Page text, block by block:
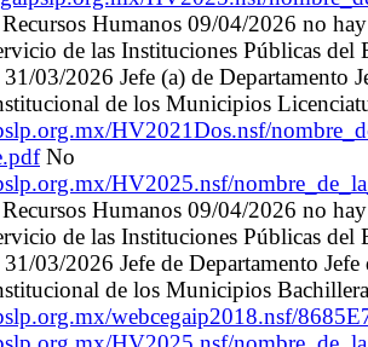
Humanos 09/04/2026 no
de las Instituciones Públicas
03/2026 Jefe (a) de Departamento
de los Municipios
HV2021Dos.nsf/
No
HV2025.nsf/
Humanos 09/04/2026 no
de las Instituciones Públicas
03/2026 Jefe de Departamento
de los Municipios
webcegaip2018.nsf/